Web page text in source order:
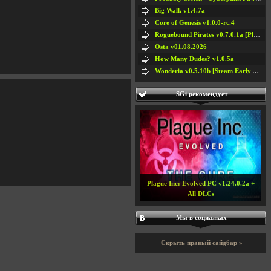
Big Walk v1.4.7a
Core of Genesis v1.0.0-rc.4
Roguebound Pirates v0.7.0.1a [Playtest]
Osta v01.08.2026
How Many Dudes? v1.0.5a
Wonderia v0.5.10b [Steam Early Access]
SGi рекомендует
Plague Inc: Evolved PC v1.24.0.2a +
All DLCs
Мы в социалках
Скрыть правый сайдбар »